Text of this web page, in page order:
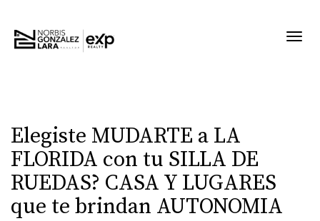
Elegiste MUDARTE a LA
FLORIDA con tu SILLA DE
RUEDAS? CASA Y LUGARES
que te brindan AUTONOMIA